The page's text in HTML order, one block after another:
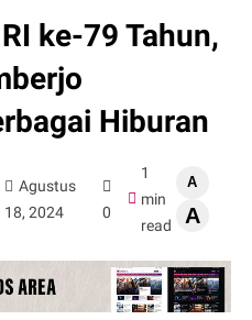
ke-79 Tahun,
Hiburan
Agustus
18, 2024
0
1
min
read
A
A